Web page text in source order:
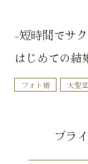
~短時間でサ
はじめての結
フォト婚 大聖
ブラ